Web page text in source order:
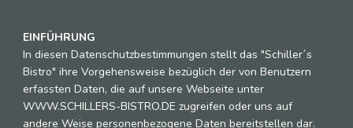
EINFÜHRUNG
In diesen Datenschutzbestimmungen stellt das "Schiller´s
Bistro" ihre Vorgehensweise bezüglich der von Benutzern
erfassten Daten, die auf unsere Webseite unter
WWW.SCHILLERS-BISTRO.DE zugreifen oder uns auf
andere Weise personenbezogene Daten bereitstellen dar.